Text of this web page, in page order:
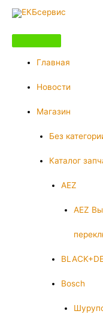
Перейти
содержимому
Главная
Новости
Магазин
Без
Каталог
AEZ
AEZ
Bosch